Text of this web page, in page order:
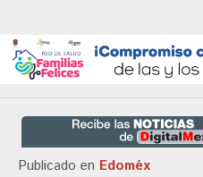
Publicado en Edoméx